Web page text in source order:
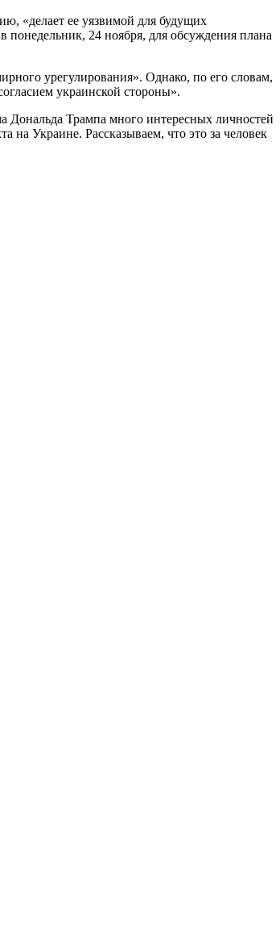
«делает ее уязвимой для будущих
24 ноября, для обсуждения плана
урегулирования». Однако, по его словам,
украинской стороны».
Дональда Трампа много интересных личностей
Украине. Рассказываем, что это за человек